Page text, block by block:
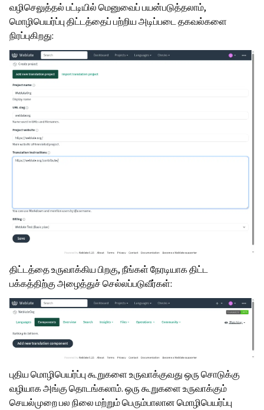
வழிசெலுத்தல் பட்டியில் மெனுவைப் பயன்படுத்தலாம்,
மொழிபெயர்ப்பு திட்டத்தைப் பற்றிய அடிப்படை தகவல்களை
நிரப்புகிறது:
திட்டத்தை உருவாக்கிய பிறகு, நீங்கள் நேரடியாக திட்ட
பக்கத்திற்கு அழைத்துச் செல்லப்படுவீர்கள்:
புதிய மொழிபெயர்ப்பு கூறுகளை உருவாக்குவது ஒரு சொடுக்கு
வழியாக அங்கு தொடங்கலாம். ஒரு கூறுகளை உருவாக்கும்
செயல்முறை பல நிலை மற்றும் பெரும்பாலான மொழிபெயர்ப்பு